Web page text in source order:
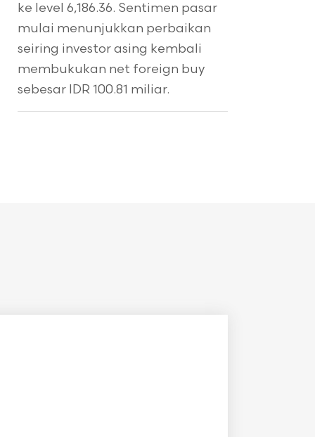
ke level 6,186.36. Sentimen pasar
mulai menunjukkan perbaikan
seiring investor asing kembali
membukukan net foreign buy
sebesar IDR 100.81 miliar.